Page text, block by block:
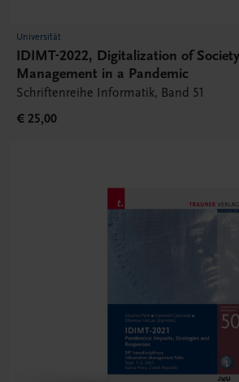
Universität
IDIMT-2022, Digitalization of
Management in a Pandemic
Schriftenreihe Informatik, Band 51
€ 25,00